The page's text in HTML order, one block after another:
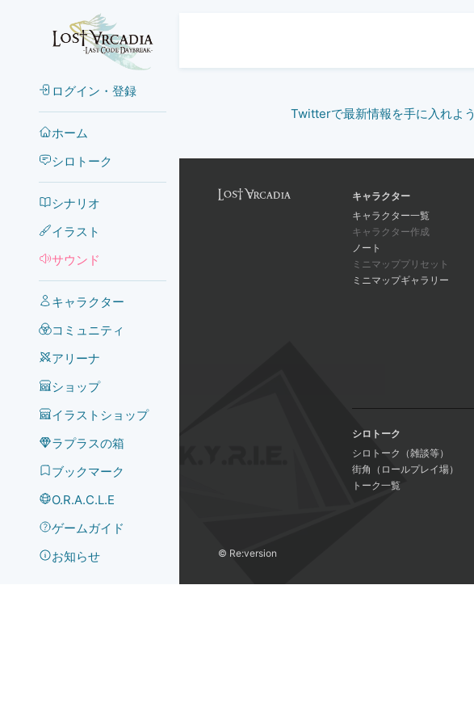
ログイン・登録
ホーム
シロトーク
シナリオ
イラスト
サウンド
キャラクター
コミュニティ
アリーナ
ショップ
イラストショップ
ラプラスの箱
ブックマーク
O.R.A.C.L.E
ゲームガイド
お知らせ
Twitterで最新情報を手に入れよう
キャラクター
キャラクター一覧
キャラクター作成
ノート
ミニマッププリセット
ミニマップギャラリー
©️ Re:version
シロトーク
シロトーク（雑談等）
街角（ロールプレイ場）
トーク一覧